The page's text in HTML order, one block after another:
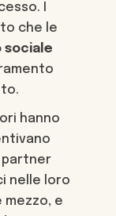
I
che le
hanno
partner
nelle loro
mezzo, e